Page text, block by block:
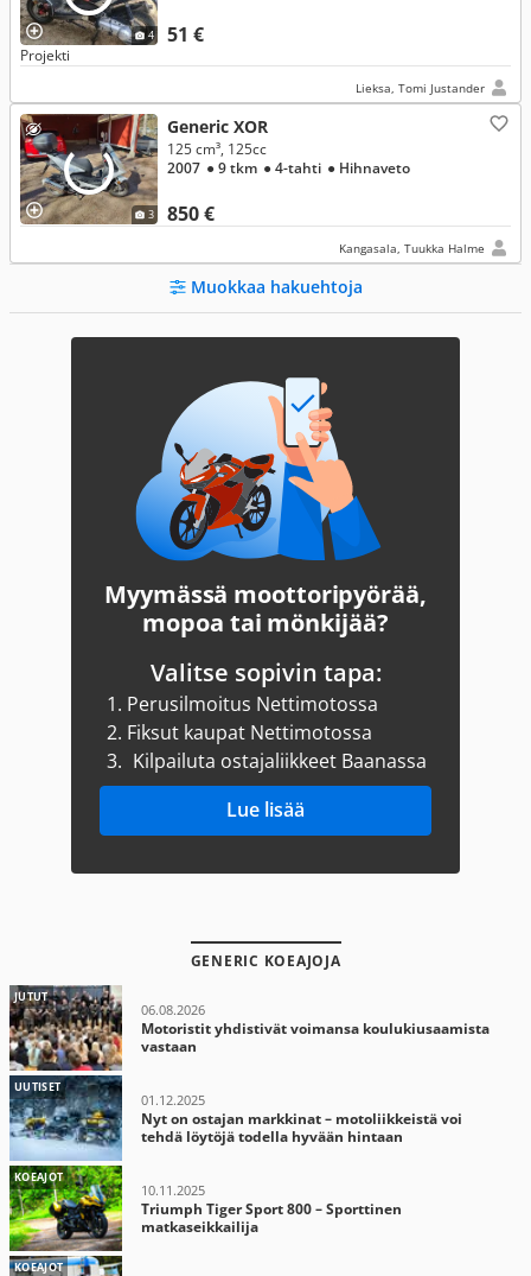
4 51 €
Projekti
Lieksa, Tomi Justander
3
Generic XOR
850 €
125 cm³, 125cc
2007 ● 9 tkm ● 4-tahti ● Hihnaveto
Kangasala, Tuukka Halme
Muokkaa hakuehtoja
Myymässä moottoripyörää,
mopoa tai mönkijää?
Valitse sopivin tapa:
1. Perusilmoitus Nettimotossa
2. Fiksut kaupat Nettimotossa
3. Kilpailuta ostajaliikkeet Baanassa
Lue lisää
GENERIC KOEAJOJA
JUTUT
06.08.2026
Motoristit yhdistivät voimansa koulukiusaamista
vastaan
UUTISET
01.12.2025
Nyt on ostajan markkinat – motoliikkeistä voi
tehdä löytöjä todella hyvään hintaan
KOEAJOT
10.11.2025
Triumph Tiger Sport 800 – Sporttinen
matkaseikkailija
KOEAJOT